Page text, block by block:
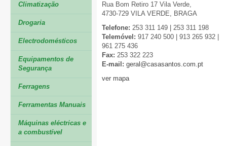
Climatização
Drogaria
Electrodomésticos
Equipamentos de
Segurança
Ferragens
Ferramentas Manuais
Máquinas eléctricas e
a combustível
Rua Bom Retiro 17 Vila Verde,
4730-729 VILA VERDE, BRAGA
Telefone: 253 311 149 | 253 311 198
Telemóvel: 917 240 500 | 913 265 932 |
961 275 436
Fax: 253 322 223
E-mail: geral@casasantos.com.pt
ver mapa